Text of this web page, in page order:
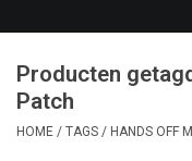
Bescherming
Kleding
Producten
Patch
HOME / TAGS / HANDS OFF